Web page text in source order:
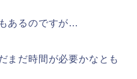
あるのですが…
まだ時間が必要かなとも